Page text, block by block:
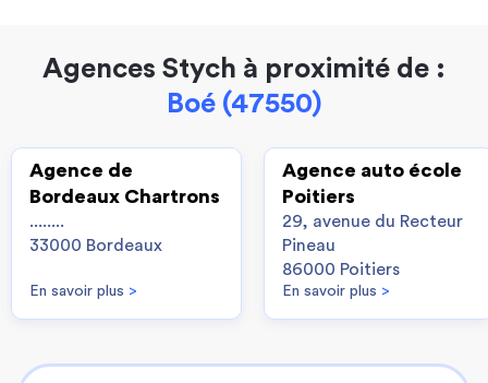
Agences Stych à proximité de :
Boé (47550)
Agence de
Bordeaux Chartrons
........
33000 Bordeaux
En savoir plus >
Agence auto école
Poitiers
29, avenue du Recteur
Pineau
86000 Poitiers
En savoir plus >